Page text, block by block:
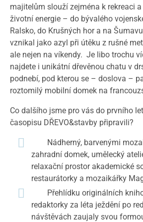
majitelům slouží zejména k rekreaci
životní energie – do bývalého
Ralsko, do Krušných hor a na
vznikal jako azyl při útěku z rušné
ale nejen na víkendy. Je libo trochu
najdete i unikátní dřevěnou chatu v
podnebí, pod kterou se – doslova –
roztomilý mobilní domek na
Co dalšího jsme pro vás do prvního
časopisu DŘEVO&stavby připravili?
Nádherný, barvenými
zahradní domek, umělecký
relaxační prostor akademické
restaurátorky a mozaikářky
Přehlídku originálních
redaktorky za léta ježdění po
návštěvách zaujaly svou